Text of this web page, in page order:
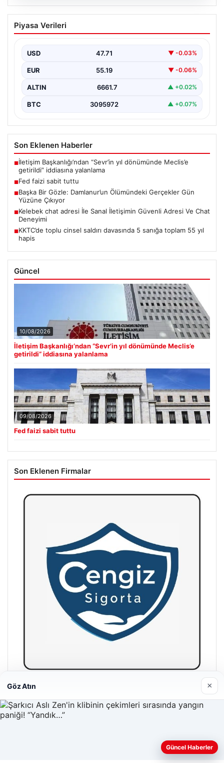
Fed faizi sabit tuttu
Piyasa Verileri
USD 47.71 ▼ -0.03%
EUR 55.19 ▼ -0.06%
ALTIN 6661.7 ▲ +0.02%
BTC 3095972 ▲ +0.07%
Son Eklenen Haberler
■İletişim Başkanlığı’ndan “Sevr’in yıl dönümünde Meclis’e
getirildi” iddiasına yalanlama
■Fed faizi sabit tuttu
■Başka Bir Gözle: Damlanur’un Ölümündeki Gerçekler Gün
Yüzüne Çıkıyor
■Kelebek chat adresi İle Sanal İletişimin Güvenli Adresi Ve Chat
Deneyimi
■KKTC’de toplu cinsel saldırı davasında 5 sanığa toplam 55 yıl
hapis
Güncel
10/08/2026
İletişim Başkanlığı’ndan “Sevr’in yıl dönümünde Meclis’e
getirildi” iddiasına yalanlama
09/08/2026
Fed faizi sabit tuttu
Son Eklenen Firmalar
Hastaş Beton
26/05/2026
Web sitemizi nasıl kullandığınızı daha iyi anlayabilmek,
Göz Atın ×
Güncel Haberler